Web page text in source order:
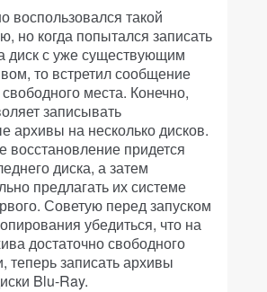
воспользовался такой
но когда попытался записать
диск с уже существующим
то встретил сообщение
места. Конечно,
записывать
архивы на несколько дисков.
восстановление придется
диска, а затем
предлагать их системе
Советую перед запуском
убедиться, что на
достаточно свободного
теперь записать архивы
Blu-Ray.